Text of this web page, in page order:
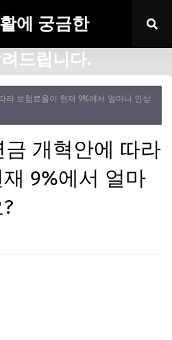
에 궁금한
드립니다.
라 보험료율이 현재 9%에서 얼마나 인상
금 개혁안에 따라
9%에서 얼마